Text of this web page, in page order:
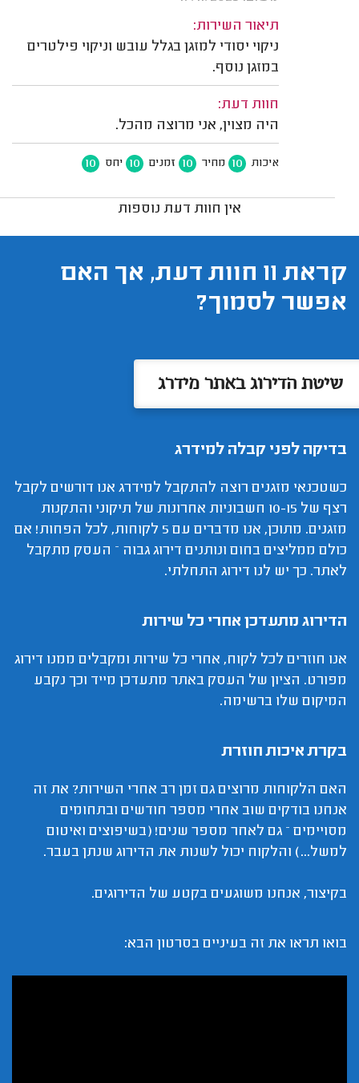
תיאור השירות:
ניקוי יסודי למזגן בגלל עובש וניקוי פילטרים
במזגן נוסף.
חוות דעת:
היה מצוין, אני מרוצה מהכל.
איכות 10 מחיר 10 זמנים 10 יחס 10
אין חוות דעת נוספות
קראת 11 חוות דעת, אך האם
אפשר לסמוך?
שיטת הדירוג באתר מידרג
בדיקה לפני קבלה למידרג
כשטכנאי מזגנים רוצה להתקבל למידרג אנו דורשים לקבל
רצף של 10-15 חשבוניות אחרונות של תיקוני והתקנות
מזגנים. מתוכן, אנו מדברים עם 5 לקוחות, לכל הפחות! אם
כולם ממליצים בחום ונותנים דירוג גבוה – העסק מתקבל
לאתר. כך יש לנו דירוג התחלתי.
הדירוג מתעדכן אחרי כל שירות
אנו חוזרים לכל לקוח, אחרי כל שירות ומקבלים ממנו דירוג
מפורט. הציון של העסק באתר מתעדכן מייד וכך נקבע
המיקום שלו ברשימה.
בקרת איכות חוזרת
האם הלקוחות מרוצים גם זמן רב אחרי השירות? את זה
אנחנו בודקים שוב אחרי מספר חודשים ובתחומים
מסויימים – גם לאחר מספר שנים! (בשיפוצים ואיטום
למשל...) והלקוח יכול לשנות את הדירוג שנתן בעבר.
בקיצור, אנחנו משוגעים בקטע של הדירוגים.
בואו תראו את זה בעיניים בסרטון הבא: